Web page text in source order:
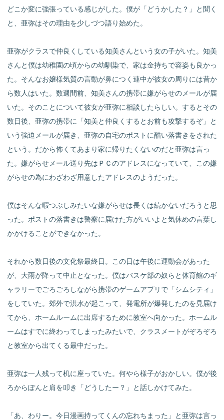
どこか変に強張っている感じがした。僕が「どうかした？」と聞く
と、亜弥はその理由を少しづつ語り始めた。
亜弥がクラスで仲良くしている知美さんという女の子がいた。知美
さんと僕は幼稚園の頃からの幼馴染で、家は金持ちで容姿も良かっ
た。そんなお嬢様気質の言動が鼻につく連中が彼女の周りには昔か
ら数人はいた。数週間前、知美さんの携帯に嫌がらせのメールが届
いた。そのことについて彼女が亜弥に相談したらしい。するとその
数日後、亜弥の携帯に「知美と仲良くするとお前も攻撃するぞ」と
いう強迫メールが届き、亜弥の自宅のポストに酷い落書きをされた
という。だから怖くてあまり家に帰りたくないのだと亜弥は言っ
た。嫌がらせメール送り先はＰＣのアドレスになっていて、この嫌
がらせの為にわざわざ用意したアドレスのようだった。
僕はそんな暇つぶしみたいな嫌がらせは長くは続かないだろうと思
った。ポストの落書きは警察に届けた方がいいよと気休めの言葉し
かかけることができなかった。
それから数日後の文化祭最終日。この日は午後に運動会があった
が、大雨が降って中止となった。僕はバスケ部の奴らと体育館のギ
ャラリーでごろごろしながら携帯のゲームアプリで「シムシティ」
をしていた。郊外で洪水が起こって、発電所が爆発したのを見届け
てから、ホームルームに出席するために教室へ向かった。ホームル
ームはすでに終わってしまったみたいで、クラスメートがぞろぞろ
と教室から出てくる最中だった。
亜弥は一人残って机に座っていた。何やら様子がおかしい。僕が後
ろからぽんと肩を叩き「どうしたー？」と話しかけてみた。
「あ、わりー。今日漫画持ってくんの忘れちまった」と亜弥は言っ